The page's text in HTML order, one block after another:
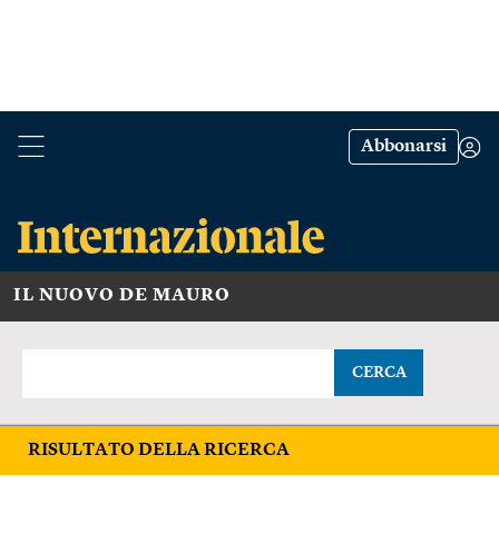
Abbonarsi
IL NUOVO DE MAURO
CERCA
RISULTATO DELLA RICERCA